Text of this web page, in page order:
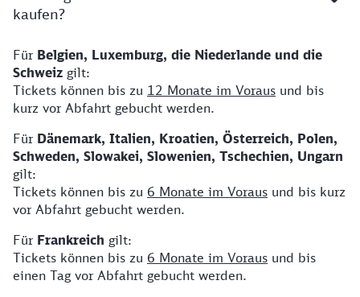
kaufen?
Für Belgien, Luxemburg, die Niederlande und die
Schweiz gilt:
Tickets können bis zu 12 Monate im Voraus und bis
kurz vor Abfahrt gebucht werden.
Für Dänemark, Italien, Kroatien, Österreich, Polen,
Schweden, Slowakei, Slowenien, Tschechien, Ungarn
gilt:
Tickets können bis zu 6 Monate im Voraus und bis kurz
vor Abfahrt gebucht werden.
Für Frankreich gilt:
Tickets können bis zu 6 Monate im Voraus und bis
einen Tag vor Abfahrt gebucht werden.